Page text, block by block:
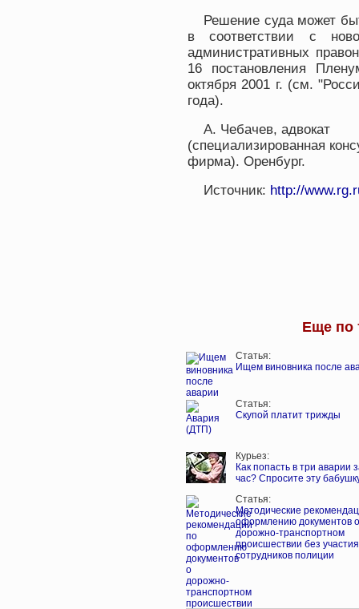
Решение суда может
в соответствии с
административных
16 постановления
октября 2001 г. (см.
года).
А. Чебачев, адвокат
(специализированная
фирма). Оренбург.
Источник: http://
Еще по
Статья:
Ищем виновника после
Статья:
Скупой платит трижды
Курьез:
Как попасть в три аварии
час? Спросите эту
Статья:
Методические
оформлению документов о
дорожно-транспортном
происшествии без участия
сотрудников полиции